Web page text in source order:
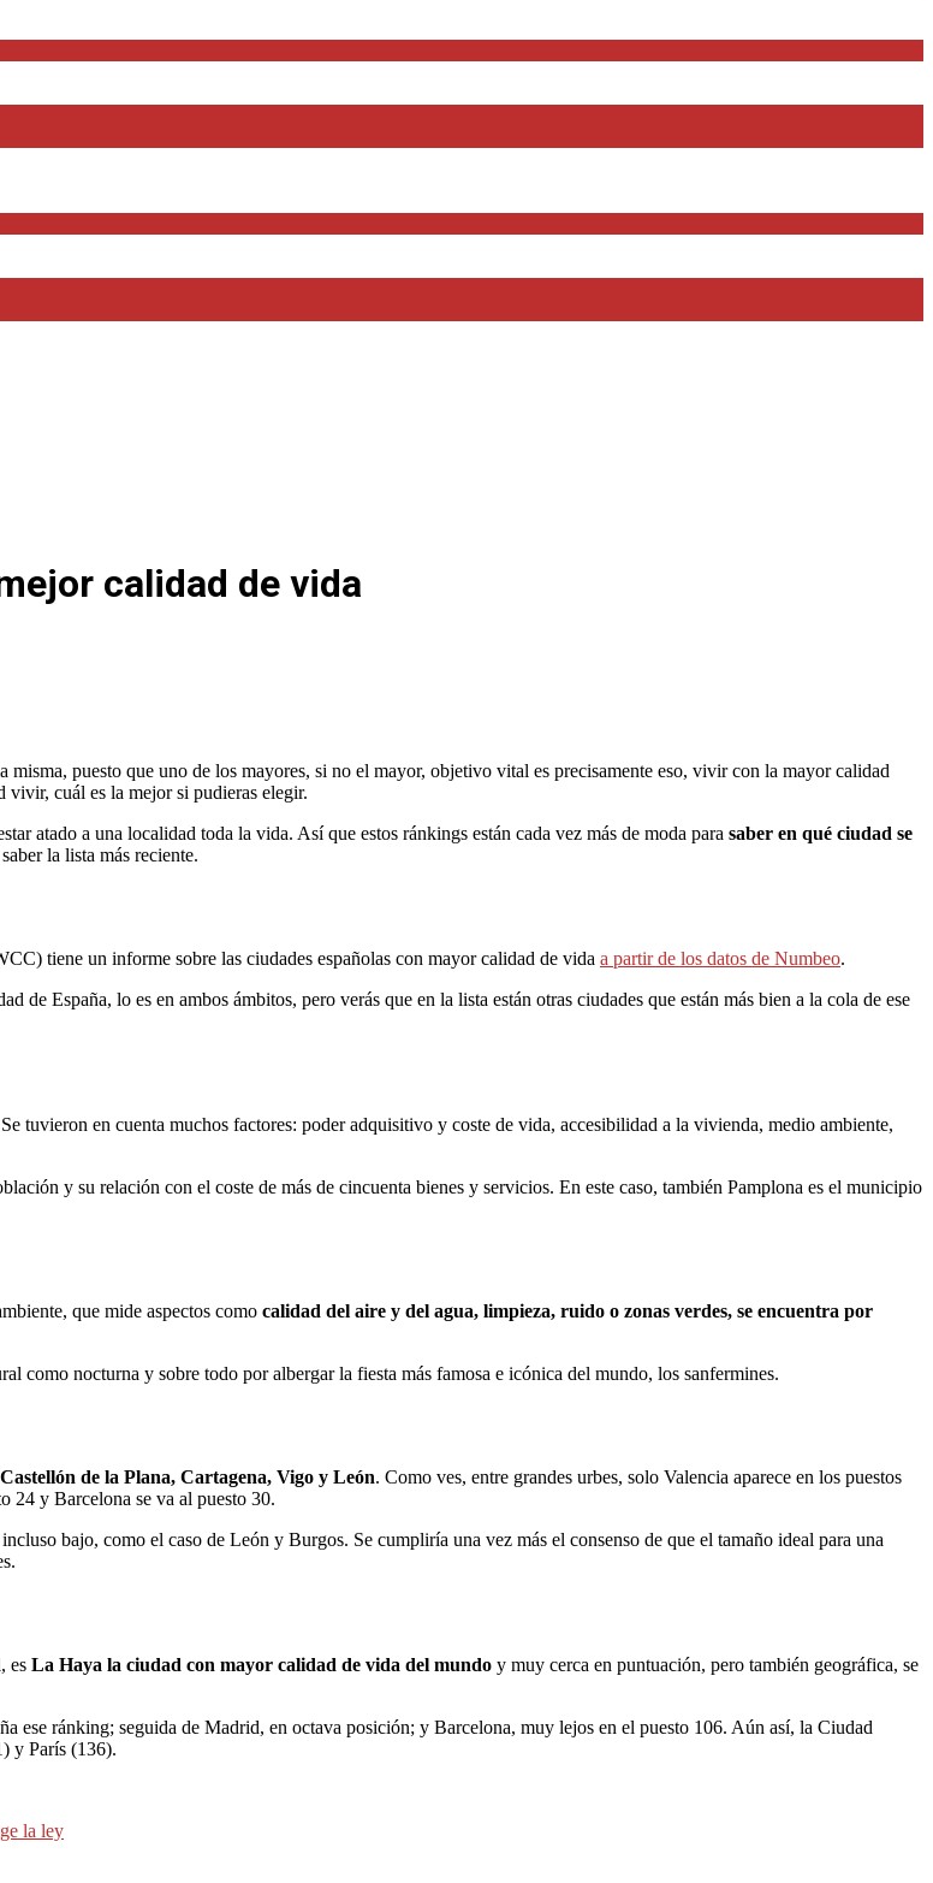
calidad de vida
misma, puesto que uno de los mayores, si no el mayor, objetivo vital es precisamente eso, vivir con la mayor calidad
vivir, cuál es la mejor si pudieras elegir.
atado a una localidad toda la vida. Así que estos ránkings están cada vez más de moda para saber en qué ciudad se
la lista más reciente.
tiene un informe sobre las ciudades españolas con mayor calidad de vida a partir de los datos de Numbeo.
de España, lo es en ambos ámbitos, pero verás que en la lista están otras ciudades que están más bien a la cola de ese
tuvieron en cuenta muchos factores: poder adquisitivo y coste de vida, accesibilidad a la vivienda, medio ambiente,
y su relación con el coste de más de cincuenta bienes y servicios. En este caso, también Pamplona es el municipio
que mide aspectos como calidad del aire y del agua, limpieza, ruido o zonas verdes, se encuentra por
como nocturna y sobre todo por albergar la fiesta más famosa e icónica del mundo, los sanfermines.
de la Plana, Cartagena, Vigo y León. Como ves, entre grandes urbes, solo Valencia aparece en los puestos
24 y Barcelona se va al puesto 30.
bajo, como el caso de León y Burgos. Se cumpliría una vez más el consenso de que el tamaño ideal para una
es La Haya la ciudad con mayor calidad de vida del mundo y muy cerca en puntuación, pero también geográfica, se
ese ránking; seguida de Madrid, en octava posición; y Barcelona, muy lejos en el puesto 106. Aún así, la Ciudad
y París (136).
la ley